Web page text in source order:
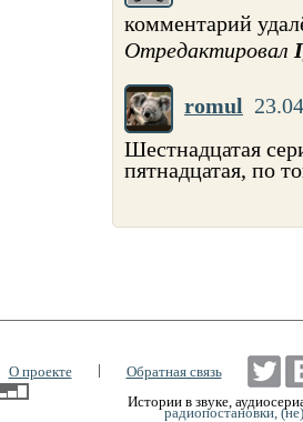
комментарий
Отредактировал
romul
Шестнадцатая
пятнадцатая, по
О проекте |
Обратная связь
Истории в звуке,
радиопостановки,